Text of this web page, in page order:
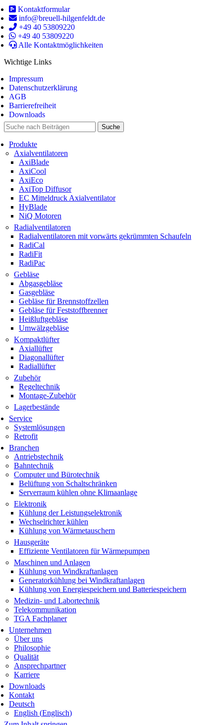
Kontaktformular
info@breuell-hilgenfeldt.de
+49 40 53809220
+49 40 53809220
Alle Kontaktmöglichkeiten
Wichtige Links
Impressum
Datenschutzerklärung
AGB
Barrierefreiheit
Downloads
Suche
Produkte
Axialventilatoren
AxiBlade
AxiCool
AxiEco
AxiTop Diffusor
EC Mitteldruck Axialventilator
HyBlade
NiQ Motoren
Radialventilatoren
Radialventilatoren mit vorwärts gekrümmten Schaufeln
RadiCal
RadiFit
RadiPac
Gebläse
Abgasgebläse
Gasgebläse
Gebläse für Brennstoffzellen
Gebläse für Feststoffbrenner
Heißluftgebläse
Umwälzgebläse
Kompaktlüfter
Axiallüfter
Diagonallüfter
Radiallüfter
Zubehör
Regeltechnik
Montage-Zubehör
Lagerbestände
Service
Systemlösungen
Retrofit
Branchen
Antriebstechnik
Bahntechnik
Computer und Bürotechnik
Belüftung von Schaltschränken
Serverraum kühlen ohne Klimaanlage
Elektronik
Kühlung der Leistungselektronik
Wechselrichter kühlen
Kühlung von Wärmetauschern
Hausgeräte
Effiziente Ventilatoren für Wärmepumpen
Maschinen und Anlagen
Kühlung von Windkraftanlagen
Generatorkühlung bei Windkraftanlagen
Kühlung von Energiespeichern und Batteriespeichern
Medizin- und Labortechnik
Telekommunikation
TGA Fachplaner
Unternehmen
Über uns
Philosophie
Qualität
Ansprechpartner
Karriere
Downloads
Kontakt
Deutsch
English (Englisch)